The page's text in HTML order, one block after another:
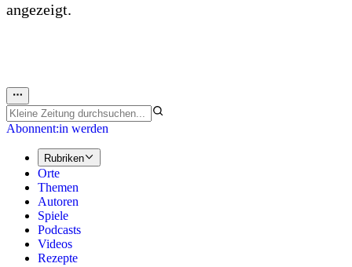
angezeigt.
Abonnent:in werden
Rubriken
Orte
Themen
Autoren
Spiele
Podcasts
Videos
Rezepte